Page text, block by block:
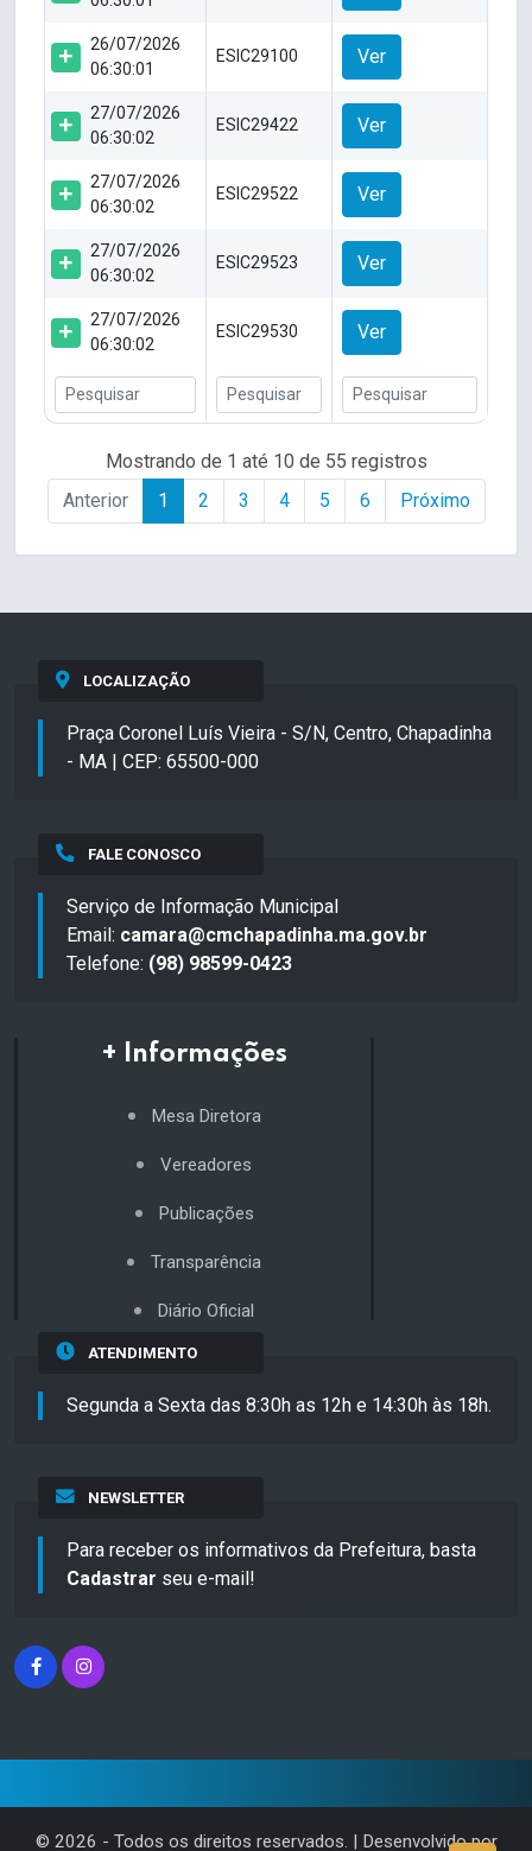
26/07/2026
06:30:01
ESIC29100 Ver
27/07/2026
06:30:02
ESIC29422 Ver
27/07/2026
06:30:02
ESIC29522 Ver
27/07/2026
06:30:02
ESIC29523 Ver
27/07/2026
06:30:02
ESIC29530 Ver
Mostrando de 1 até 10 de 55 registros
Anterior
1 2 3 4 5 6 Próximo
LOCALIZAÇÃO
Praça Coronel Luís Vieira - S/N, Centro, Chapadinha
- MA | CEP: 65500-000
FALE CONOSCO
Serviço de Informação Municipal
Email: camara@cmchapadinha.ma.gov.br
Telefone: (98) 98599-0423
+ Informações
Mesa Diretora
Vereadores
Publicações
Transparência
Diário Oficial
ATENDIMENTO
Segunda a Sexta das 8:30h as 12h e 14:30h às 18h.
NEWSLETTER
Para receber os informativos da Prefeitura, basta
Cadastrar seu e-mail!
© 2026 - Todos os direitos reservados. | Desenvolvido por